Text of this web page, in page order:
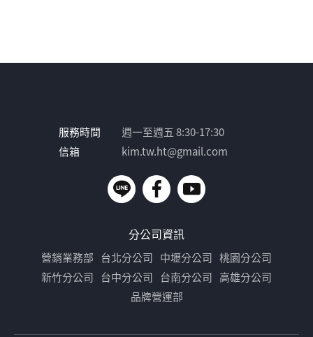
服務時間
週一至週五 8:30-17:30
信箱
kim.tw.ht@gmail.com
分公司資訊
營銷業務部 台北分公司 中壢分公司 桃園分公司
新竹分公司 台中分公司 台南分公司 高雄分公司
品牌營運部